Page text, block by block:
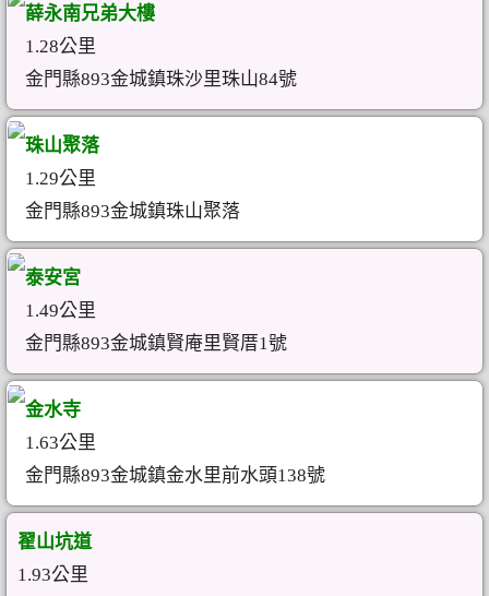
薛永南兄弟大樓
1.28公里
金門縣893金城鎮珠沙里珠山84號
珠山聚落
1.29公里
金門縣893金城鎮珠山聚落
泰安宮
1.49公里
金門縣893金城鎮賢庵里賢厝1號
金水寺
1.63公里
金門縣893金城鎮金水里前水頭138號
翟山坑道
1.93公里